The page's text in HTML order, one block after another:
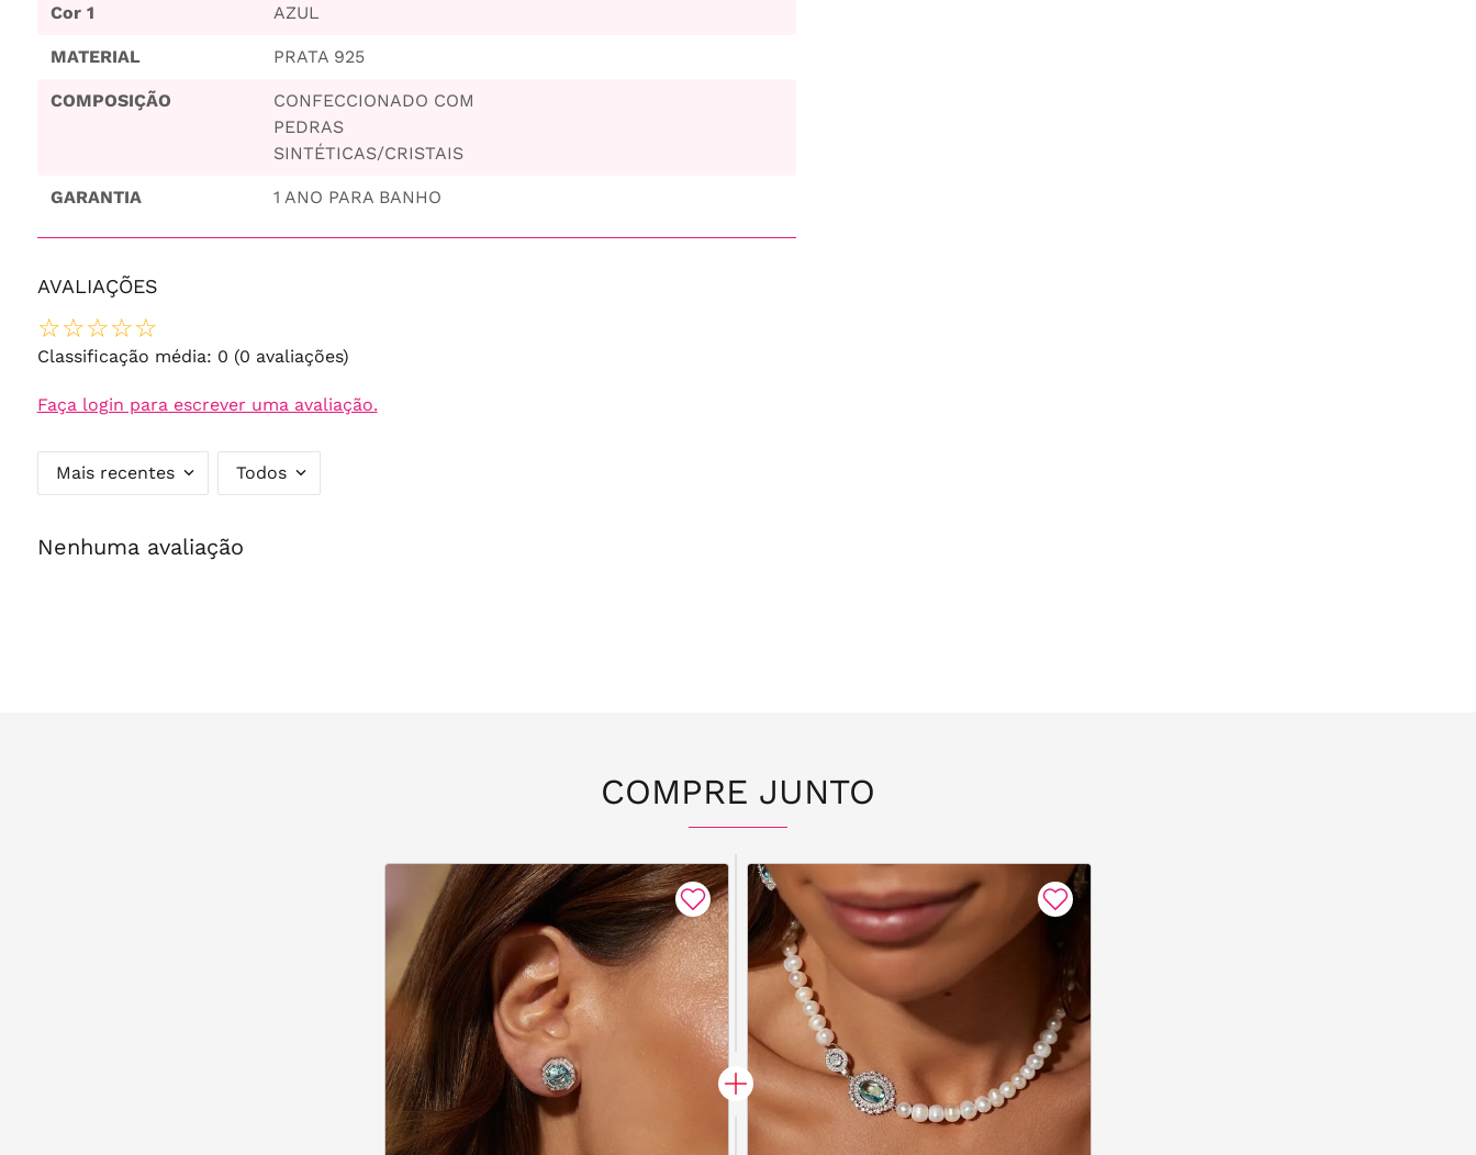
Cor 1 AZUL
MATERIAL PRATA 925
COMPOSIÇÃO
CONFECCIONADO COM
PEDRAS
SINTÉTICAS/CRISTAIS
GARANTIA 1 ANO PARA BANHO
AVALIAÇÕES
☆☆☆☆☆
Classificação média: 0 (0 avaliações)
Faça login para escrever uma avaliação.
Mais recentes Todos
Nenhuma avaliação
COMPRE JUNTO